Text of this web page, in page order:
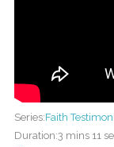
Series:Faith
Duration:3 mins 11